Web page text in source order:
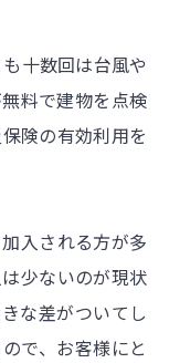
十数回は台風や
料で建物を点検
険の有効利用を
入される方が多
少ないのが現状
な差がついてし
で、お客様にと